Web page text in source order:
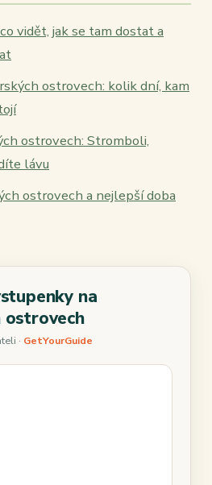
vidět, jak se tam dostat a
ostrovech: kolik dní, kam
ostrovech: Stromboli,
lávu
ostrovech a nejlepší doba
na
ostrovech
· GetYourGuide